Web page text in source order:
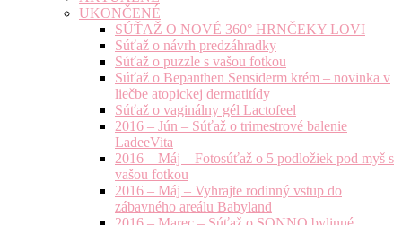
UKONČENÉ
SÚŤAŽ O NOVÉ 360° HRNČEKY LOVI
Súťaž o návrh predzáhradky
Súťaž o puzzle s vašou fotkou
Súťaž o Bepanthen Sensiderm krém – novinka v
liečbe atopickej dermatitídy
Súťaž o vaginálny gél Lactofeel
2016 – Jún – Súťaž o trimestrové balenie
LadeeVita
2016 – Máj – Fotosúťaž o 5 podložiek pod myš s
vašou fotkou
2016 – Máj – Vyhrajte rodinný vstup do
zábavného areálu Babyland